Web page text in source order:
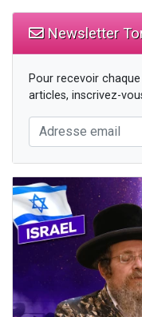
Newsletter
Pour recevoir
articles, inscrivez-